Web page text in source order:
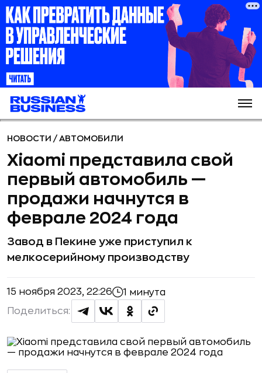
НОВОСТИ / АВТОМОБИЛИ
Xiaomi представила свой
первый автомобиль —
продажи начнутся в
феврале 2024 года
Завод в Пекине уже приступил к
мелкосерийному производству
15 ноября 2023, 22:26 1 минута
Поделиться: